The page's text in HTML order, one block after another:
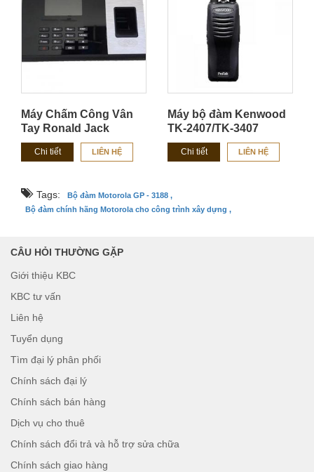
Máy Chấm Công Vân
Tay Ronald Jack
RJ3800
Chi tiết LIÊN HỆ
Máy bộ đàm Kenwood
TK-2407/TK-3407
Chi tiết LIÊN HỆ
Tags:
Bộ đàm Motorola GP - 3188 ,
Bộ đàm chính hãng Motorola cho công trình xây dựng ,
CÂU HỎI THƯỜNG GẶP
Giới thiệu KBC
KBC tư vấn
Liên hệ
Tuyển dụng
Tìm đại lý phân phối
Chính sách đại lý
Chính sách bán hàng
Dịch vụ cho thuê
Chính sách đổi trả và hỗ trợ sửa chữa
Chính sách giao hàng